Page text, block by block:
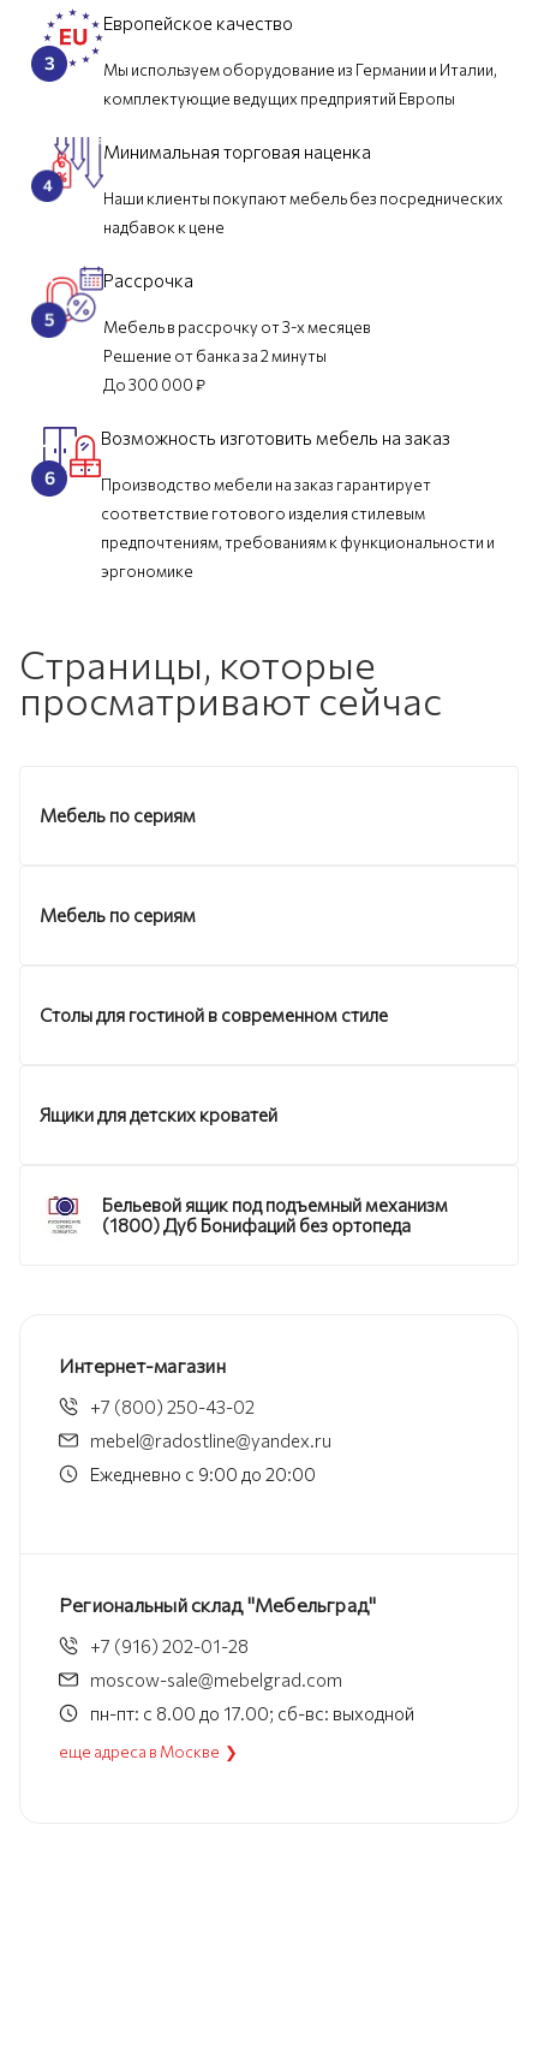
Европейское качество
Мы используем оборудование из Германии и Италии,
комплектующие ведущих предприятий Европы
Минимальная торговая наценка
Наши клиенты покупают мебель без посреднических
надбавок к цене
Рассрочка
Мебель в рассрочку от 3-х месяцев
Решение от банка за 2 минуты
До 300 000 ₽
Возможность изготовить мебель на заказ
Производство мебели на заказ гарантирует
соответствие готового изделия стилевым
предпочтениям, требованиям к функциональности и
эргономике
Страницы, которые
просматривают сейчас
Мебель по сериям
Мебель по сериям
Столы для гостиной в современном стиле
Ящики для детских кроватей
Бельевой ящик под подъемный механизм
(1800) Дуб Бонифаций без ортопеда
Интернет-магазин
+7 (800) 250-43-02
mebel@radostline@yandex.ru
Ежедневно с 9:00 до 20:00
Региональный склад "Мебельград"
+7 (916) 202-01-28
moscow-sale@mebelgrad.com
пн-пт: с 8.00 до 17.00; сб-вс: выходной
еще адреса в Москве ❯